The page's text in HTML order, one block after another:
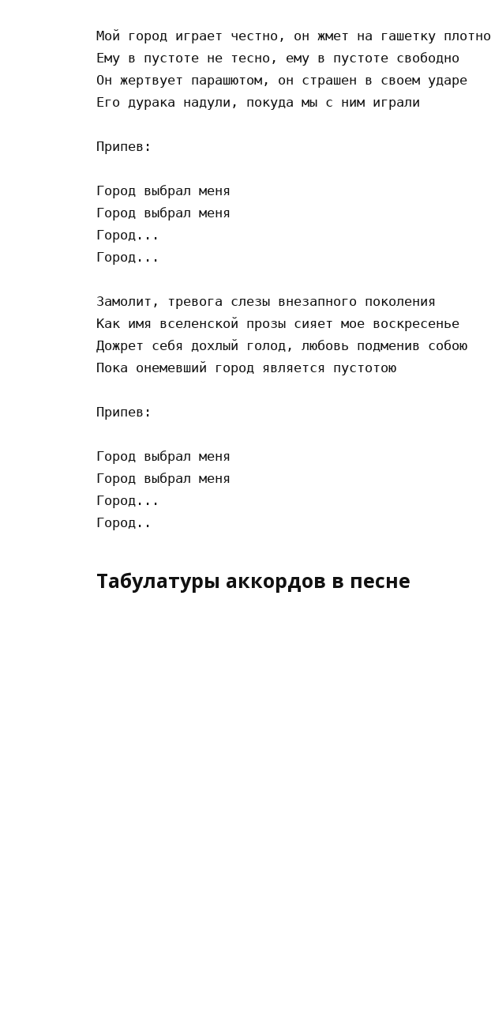
Мой город играет честно, он жмет на гашетку плотно
Ему в пустоте не тесно, ему в пустоте свободно
Он жертвует парашютом, он страшен в своем ударе
Его дурака надули, покуда мы с ним играли
Припев:
Город выбрал меня
Город выбрал меня
Город...
Город...
Замолит, тревога слезы внезапного поколения
Как имя вселенской прозы сияет мое воскресенье
Дожрет себя дохлый голод, любовь подменив собою
Пока онемевший город является пустотою
Припев:
Город выбрал меня
Город выбрал меня
Город...
Табулатуры аккордов в песне